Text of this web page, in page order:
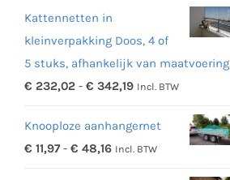
Kattennetten in
kleinverpakking Doos, 4 of
5 stuks, afhankelijk van maatvoering
€ 232,02 - € 342,19Prijsklasse:
tot
€ 342,19
Incl. BTW
Knooploze aanhangernet
€ 11,97 - € 48,16Prijsklasse:
Incl. BTW